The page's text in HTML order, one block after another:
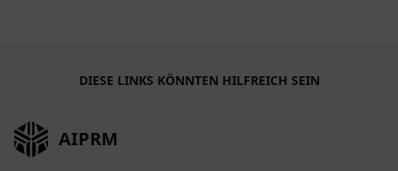
DIESE LINKS KÖNNTEN HILFREICH SEIN
AIPRM